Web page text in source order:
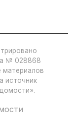
№ 028868
материалов
источник